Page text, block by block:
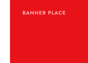
BANNER PLACE